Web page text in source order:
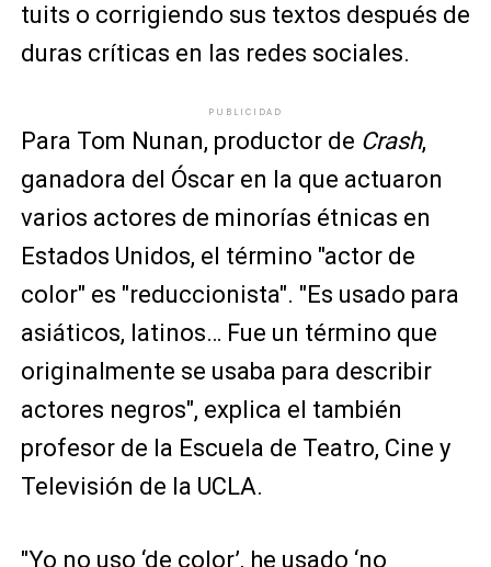
tuits o corrigiendo sus textos después de
duras críticas en las redes sociales.
PUBLICIDAD
Para Tom Nunan, productor de Crash,
ganadora del Óscar en la que actuaron
varios actores de minorías étnicas en
Estados Unidos, el término "actor de
color" es "reduccionista". "Es usado para
asiáticos, latinos… Fue un término que
originalmente se usaba para describir
actores negros", explica el también
profesor de la Escuela de Teatro, Cine y
Televisión de la UCLA.
"Yo no uso ‘de color’, he usado ‘no